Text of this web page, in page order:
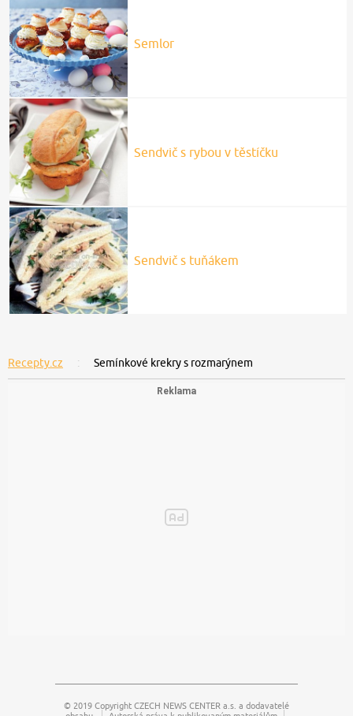
Semlor
Sendvič s rybou v těstíčku
Sendvič s tuňákem
Recepty.cz Semínkové krekry s rozmarýnem
© 2019 Copyright CZECH NEWS CENTER a.s. a dodavatelé